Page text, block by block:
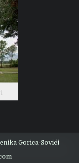
Gorica-Sovići